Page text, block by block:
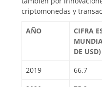
criptomonedas y
AÑO
CIFRA
DE USD)
2019
66.7